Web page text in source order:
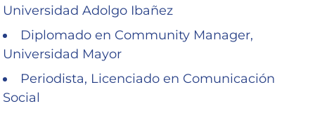
Universidad Adolgo Ibañez
Diplomado en Community Manager,
Universidad Mayor
Periodista, Licenciado en Comunicación
Social